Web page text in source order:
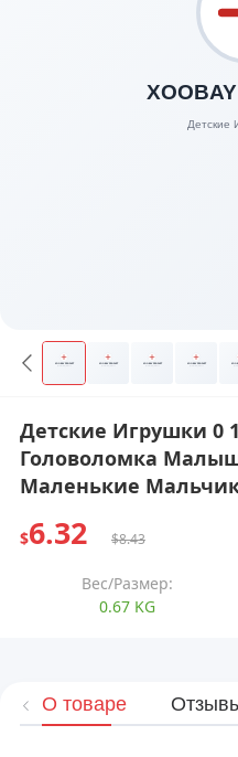
Детские Игрушки 0
Головоломка
Маленькие
$6.32 $8.43
Вес/Размер:
0.67 KG
О товаре